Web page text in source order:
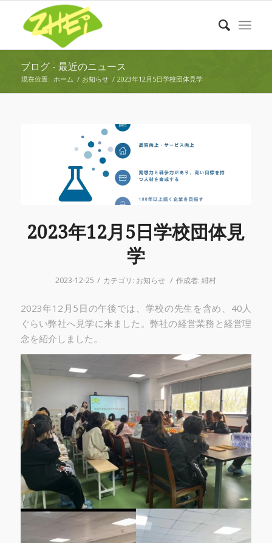
ブログ - 最近のニュース
現在位置: ホーム / お知らせ / 2023年12月5日学校団体見学
2023年12月5日学校団体見
学
2023-12-25 / カテゴリ: お知らせ / 作成者:緋村
2023年12月5日の午後では、学校の先生を含め、40人
ぐらい弊社へ見学に来ました。弊社の経営業務と経営理
念を紹介しました。